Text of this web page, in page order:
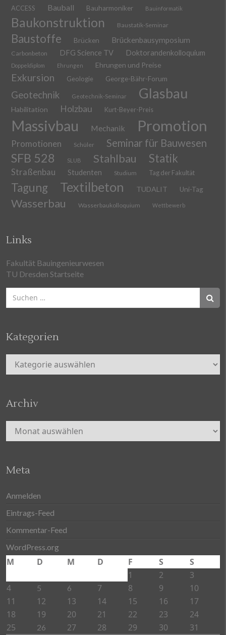
ACCESS Bauball Bauharmoniker Bauinformatik
Baukonstruktion Baustatik-Seminar
Baustoffe Brücken Brückenbausymposium
Carbonbeton DFG Science TV Doktorandenkolloquium
Doppeldiplom Ehrungen Ehrungen und Preise
Exkursion Geologie George-Bähr-Forum
Geotechnik Geotechnik-Seminar Glasbau
Habilitation Holzbau Kurt-Beyer-Preis
Massivbau Mechanik Promotion
Promotionen Schüler Seminar für Bauwesen
SFB 528 SLUB Stahlbau Statik
Straßenbau Studenten Studium Tag der Fakultät
Tagung Textilbeton TUDALIT Uni-Tag
Wasserbau Wasserbaukolloquium Wettbewerb
Links
Fakultät Bauingenieurwesen
TU Dresden Startseite
Suchen
nach:
Kategorien
Kategorien
Archiv
Archiv
Meta
Anmelden
Eintrags-Feed
Kommentar-Feed
WordPress.org
M D M D F S
S
1
2
3
4
5 6 7 8 9
10
11
12 13 14 15 16
17
18
19 20 21 22 23
24
25
26 27 28 29 30 31